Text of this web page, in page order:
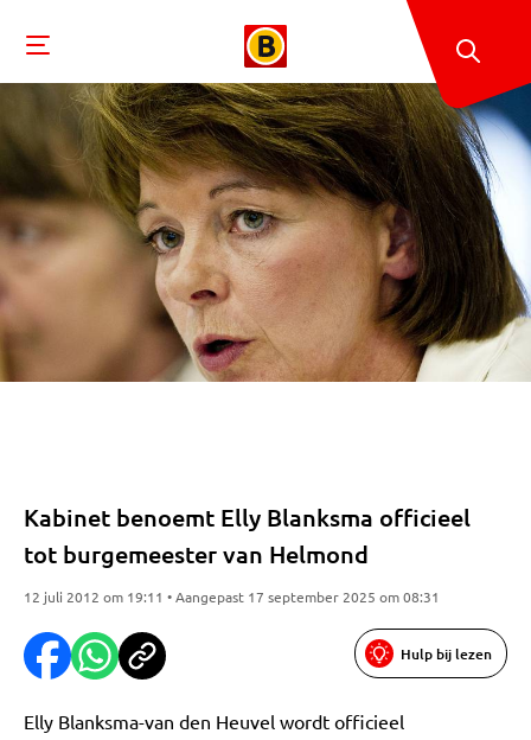
Kabinet benoemt Elly Blanksma officieel
tot burgemeester van Helmond
12 juli 2012 om 19:11 • Aangepast 17 september 2025 om 08:31
Hulp bij lezen
Elly Blanksma-van den Heuvel wordt officieel